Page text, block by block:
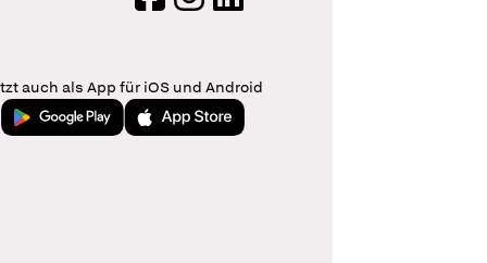
auch als App für iOS und Android
Jetzt bei Google PlayLaden im App Store